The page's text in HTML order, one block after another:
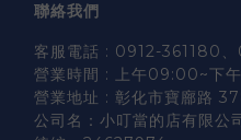
聯絡我們
客服電話 : 0912-361180
營業時間 : 上午09:00~下
營業地址 : 彰化市寶廍路
公司名：小叮當的店有限公